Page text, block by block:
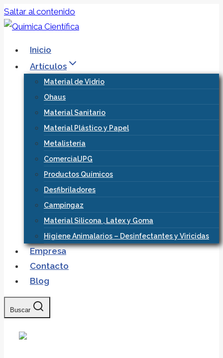
Saltar al contenido
Inicio
Artículos
Material de Vidrio
Ohaus
Material Sanitario
Material Plástico y Papel
Metalistería
ComercialJPG
Productos Químicos
Desfibriladores
Campingaz
Material Silicona , Latex y Goma
Higiene Animalarios – Desinfectantes y Viricidas
Empresa
Contacto
Blog
Buscar